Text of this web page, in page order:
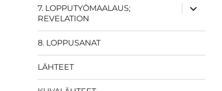
7. LOPPUTYÖMAALAUS;
REVELATION
näytä
8. LOPPUSANAT
LÄHTEET